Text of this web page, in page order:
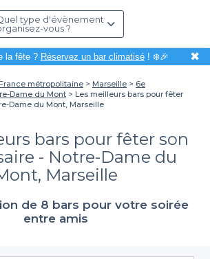
type d'évènement
vous ?
la fête ? Réservez un bar climatisé! ❄️🎉 ✖
métropolitaine Marseille
6e
Dame du Mont
Les meilleurs bars pour fêter
Dame du Mont, Marseille
bars pour fêter son
- Notre-Dame du
Marseille
de 8 bars pour votre soirée
entre amis